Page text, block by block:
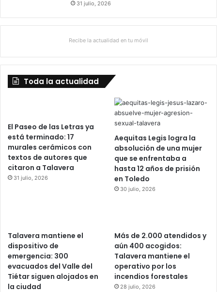
31 julio, 2026
Recibe la actualidad en tu móvil
Toda la actualidad
El Paseo de las Letras ya
está terminado: 17
murales cerámicos con
textos de autores que
citaron a Talavera
31 julio, 2026
Aequitas Legis logra la
absolución de una mujer
que se enfrentaba a
hasta 12 años de prisión
en Toledo
30 julio, 2026
Talavera mantiene el
dispositivo de
emergencia: 300
evacuados del Valle del
Tiétar siguen alojados en
la ciudad
Más de 2.000 atendidos y
aún 400 acogidos:
Talavera mantiene el
operativo por los
incendios forestales
28 julio, 2026